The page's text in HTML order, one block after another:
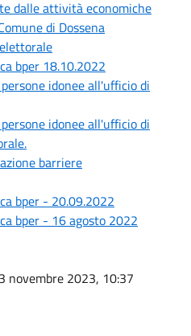
dalle attività economiche
di Dossena
bper 18.10.2022
idonee all'ufficio di
idonee all'ufficio di
barriere
bper - 20.09.2022
bper - 16 agosto 2022
novembre 2023, 10:37